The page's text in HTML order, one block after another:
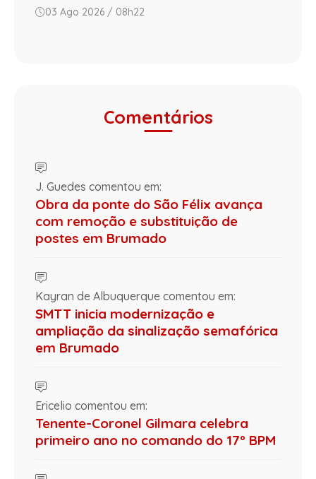
03 Ago 2026 / 08h22
Comentários
J. Guedes comentou em:
Obra da ponte do São Félix avança
com remoção e substituição de
postes em Brumado
Kayran de Albuquerque comentou em:
SMTT inicia modernização e
ampliação da sinalização semafórica
em Brumado
Ericelio comentou em:
Tenente-Coronel Gilmara celebra
primeiro ano no comando do 17º BPM